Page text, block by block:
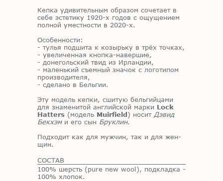
Кеп­ка уди­ви­тель­ным об­ра­зом со­че­та­ет в
себе эс­те­ти­ку 1920-х го­дов с ощу­ще­ни­ем
пол­ной умест­но­сти в 2020-х.
Осо­бен­но­сти:
- ту­лья под­ши­та к ко­зырь­ку в трёх точ­ках,
- уве­ли­чен­ная кноп­ка-на­вер­шие,
- до­не­голь­ский твид из Ир­лан­дии,
- ма­лень­кий съем­ный зна­чок с ло­го­ти­пом
про­из­во­ди­те­ля,
- сде­ла­но в Бель­гии.
Эту мо­дель кеп­ки, сши­тую бель­гий­ца­ми
для зна­ме­ни­той ан­глий­ской мар­ки Lock
Hatters (мо­дель Muirfield) но­сит Дэвид
Бекхэми его сын Бруклин.
Под­хо­дит как для муж­чин, так и для жен­
щин.
СОСТАВ
100% шерсть (pure new wool), подкладка -
100% хлопок.